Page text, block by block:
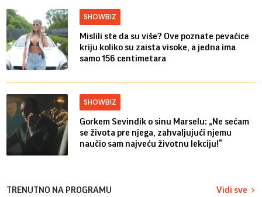
SHOWBIZ
Mislili ste da su više? Ove poznate pevačice
kriju koliko su zaista visoke, a jedna ima
samo 156 centimetara
SHOWBIZ
Gorkem Sevindik o sinu Marselu: „Ne sećam
se života pre njega, zahvaljujući njemu
naučio sam najveću životnu lekciju!“
TRENUTNO NA PROGRAMU Vidi sve